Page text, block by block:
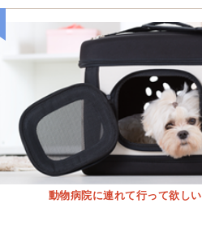
動物病院に連れて行って欲しい